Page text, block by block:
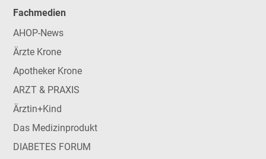
Fachmedien
AHOP-News
Ärzte Krone
Apotheker Krone
ARZT & PRAXIS
Ärztin+Kind
Das Medizinprodukt
DIABETES FORUM